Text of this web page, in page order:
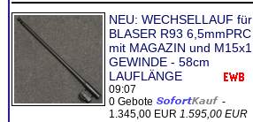
NEU: WECHSELLAUF für
BLASER R93 6,5mmPRC
mit MAGAZIN und M15x1
GEWINDE - 58cm
LAUFLÄNGE
09:07
0 Gebote
-
1.345,00 EUR 1.595,00 EUR